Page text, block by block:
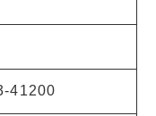
41200